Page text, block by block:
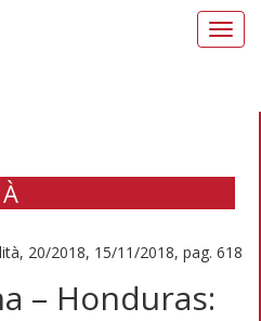
20/2018, 15/11/2018, pag. 618
– Honduras: